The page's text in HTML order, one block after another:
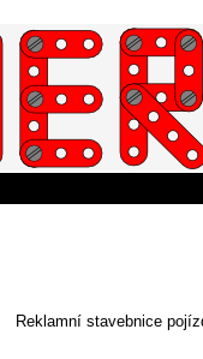
Reklamní stavebnice